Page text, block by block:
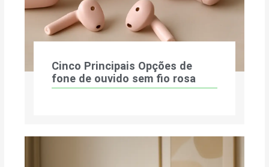
Cinco Principais Opções de
fone de ouvido sem fio rosa